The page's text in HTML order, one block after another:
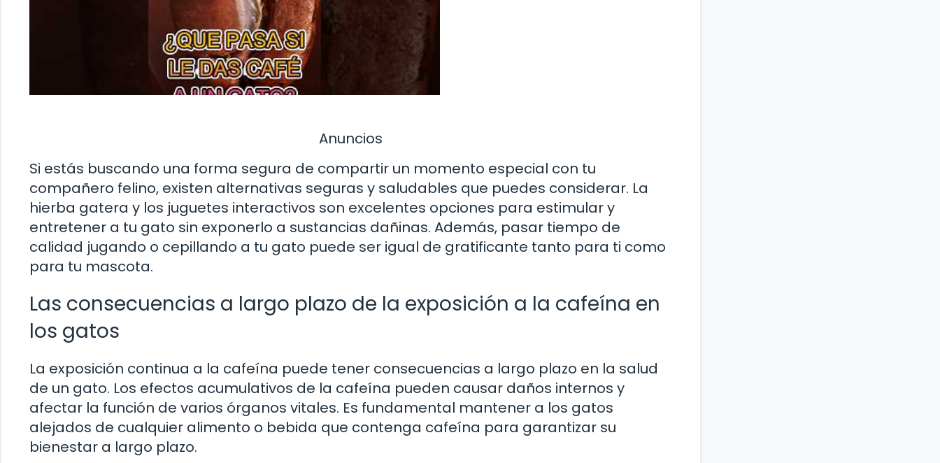
Anuncios
Si estás buscando una forma segura de compartir un momento especial con tu
compañero felino, existen alternativas seguras y saludables que puedes considerar. La
hierba gatera y los juguetes interactivos son excelentes opciones para estimular y
entretener a tu gato sin exponerlo a sustancias dañinas. Además, pasar tiempo de
calidad jugando o cepillando a tu gato puede ser igual de gratificante tanto para ti como
para tu mascota.
Las consecuencias a largo plazo de la exposición a la cafeína en
los gatos
La exposición continua a la cafeína puede tener consecuencias a largo plazo en la salud
de un gato. Los efectos acumulativos de la cafeína pueden causar daños internos y
afectar la función de varios órganos vitales. Es fundamental mantener a los gatos
alejados de cualquier alimento o bebida que contenga cafeína para garantizar su
bienestar a largo plazo.